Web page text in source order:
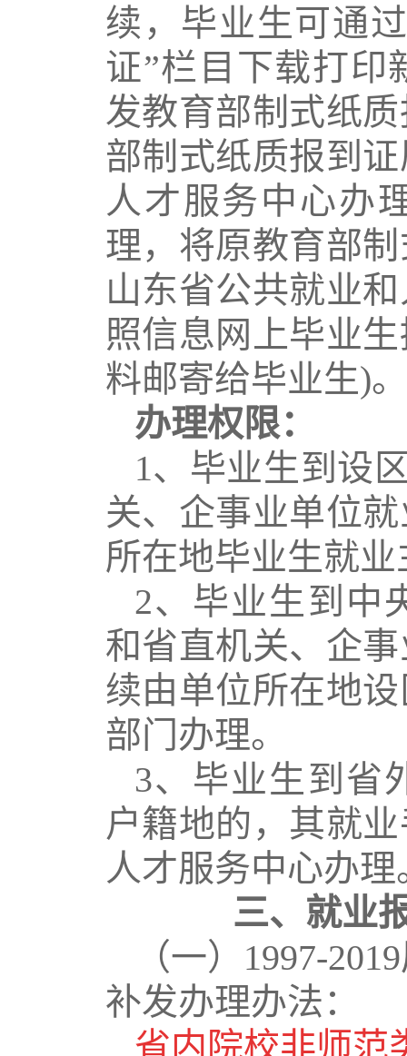
续，毕业生可通
证”栏目下载打印
发教育部制式纸
部制式纸质报到
人才服务中心办
理，将原教育部
山东省公共就业
照信息网上毕业
料邮寄给毕业生)。
办理权限：
1、毕业生到设
关、企事业单位
所在地毕业生就
2、毕业生到中
和省直机关、企
续由单位所在地
部门办理。
3、毕业生到省
户籍地的，其就
人才服务中心办理
三、就业
（一） 1997-2019
补发办理办法：
省内院校非师范